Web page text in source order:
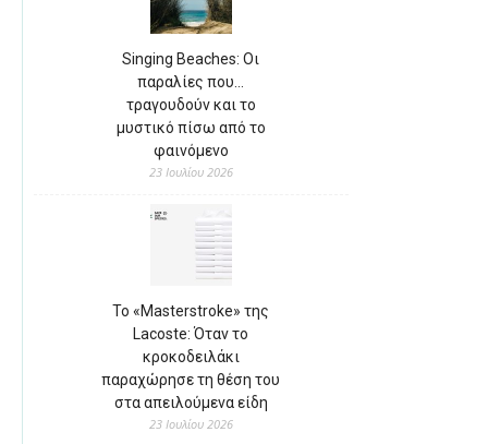
Singing Beaches: Οι
παραλίες που…
τραγουδούν και το
μυστικό πίσω από το
φαινόμενο
23 Ιουλίου 2026
Το «Masterstroke» της
Lacoste: Όταν το
κροκοδειλάκι
παραχώρησε τη θέση του
στα απειλούμενα είδη
23 Ιουλίου 2026